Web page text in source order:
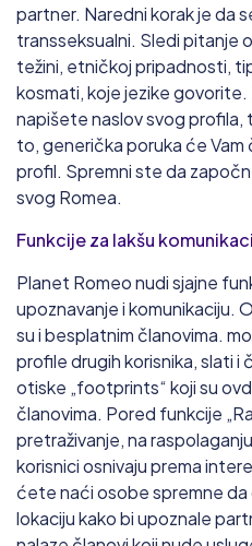
partner. Naredni korak je da
transseksualni. Sledi pitanje
težini, etničkoj pripadnosti,
kosmati, koje jezike
napišete naslov svog profila,
to, generička poruka će
profil. Spremni ste da
svog Romea.
Funkcije za lakšu
Planet Romeo nudi sjajne
upoznavanje i komunikaciju.
su i besplatnim članovima.
profile drugih korisnika, slati
otiske „footprints“ koji su
članovima. Pored funkcije
pretraživanje, na
korisnici osnivaju prema
ćete naći osobe spremne
lokaciju kako bi upoznale